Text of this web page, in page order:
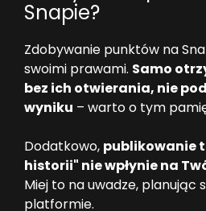
Snapie?
Zdobywanie punktów na
swoimi prawami. Samo
bez ich otwierania, nie
wyniku – warto o tym
Dodatkowo, publikowanie
historii" nie wpłynie na
Miej to na uwadze, planując
platformie.